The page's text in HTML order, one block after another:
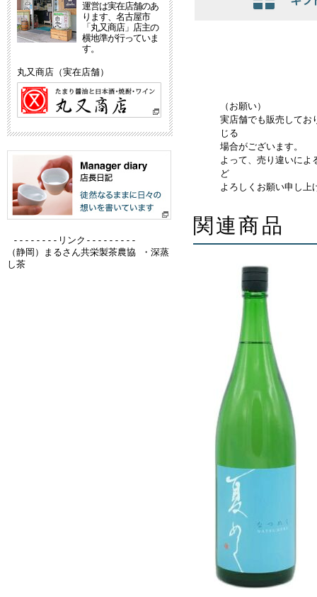
運営は実在店舗のあ
ります、名古屋市
「丸又商店」店主の
横地準が行っていま
す。
丸又商店（実在店舗）
--------リンク---------
（静岡）
まるさん共栄製茶農協 ・深蒸
し茶
（お願い）
実店舗でも販売してお
じる
場合がございます。
よって、売り違いによ
ど
よろしくお願い申し上
関連商品